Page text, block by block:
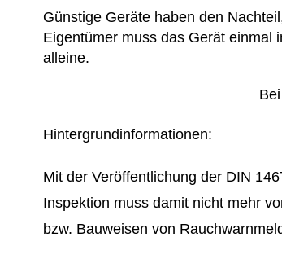
Günstige Geräte haben den
Eigentümer muss das Gerät einmal
alleine.
Hintergrundinformationen:
Mit der Veröffentlichung der DIN
Inspektion muss damit nicht mehr
bzw. Bauweisen von